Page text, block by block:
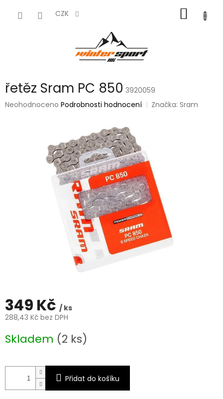
CZK
KOŠÍK
řetěz Sram PC 850 3920059
Průměrné
Neohodnoceno Podrobnosti hodnocení Značka:Sram
349 Kč / ks
288,43 Kč bez DPH
cena:
Skladem (2 ks)
Přidat do košíku